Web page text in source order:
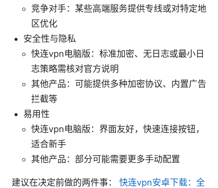
竞争对手：某些高端服务提供专线或对特定地
区优化
安全性与隐私
快连vpn电脑版：标准加密、无日志或最小日
志策略需核对官方说明
其他产品：可能提供多种加密协议、内置广告
拦截等
易用性
快连vpn电脑版：界面友好，快速连接按钮，
适合新手
其他产品：部分可能需要更多手动配置
建议在决定前做的两件事： 快连vpn安卓下载：全